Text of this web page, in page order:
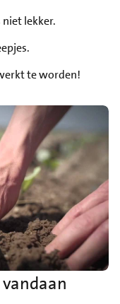
lekker.
te worden!
vandaan